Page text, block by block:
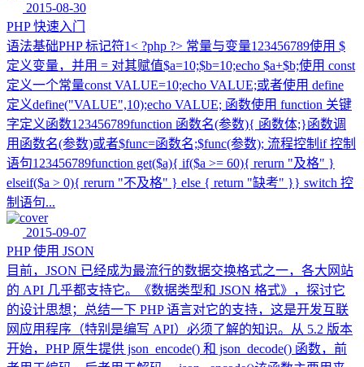
2015-08-30
PHP 快速入门
语法基础PHP 标记符1< ?php ?> 常量与变量123456789使用 $
定义变量，并用 = 对其赋值$a=10;$b=10;echo $a+$b;使用 const
定义一个常量const VALUE=10;echo VALUE;或者使用 define
定义define("VALUE",10);echo VALUE; 函数使用 function 关键
字定义函数123456789function 函数名(参数){ 函数体;}函数调
用函数名(参数)或者$func=函数名;$func(参数); 流程控制if 控制
语句123456789function get($a){ if($a >= 60){ rerurn "及格" }
elseif($a > 0){ rerurn "不及格" } else { return "缺考" }} switch 控
制语句...
2015-09-07
PHP 使用 JSON
目前，JSON 已经成为最流行的数据交换格式之一，各大网站
的 API 几乎都支持它。《数据类型和 JSON 格式》，探讨它
的设计思想；总结一下 PHP 语言对它的支持，这是开发互联
网应用程序（特别是编写 API）必须了解的知识。从 5.2 版本
开始，PHP 原生提供 json_encode() 和 json_decode() 函数，前